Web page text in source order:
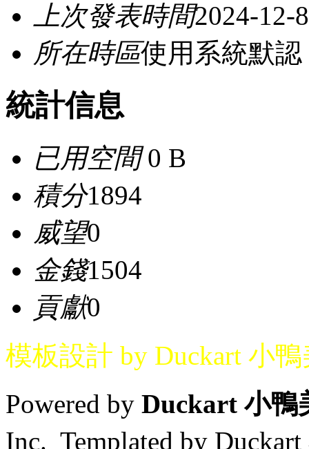
上次發表時間2024-12-
所在時區使用系統默認
統計信息
已用空間0 B
積分1894
威望0
金錢1504
貢獻0
模板設計 by Duckart 小
Powered by Duckart 小鴨
Inc. Templated by